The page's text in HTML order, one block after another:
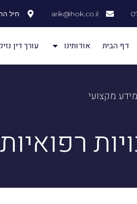
arik@hok.co.il חיל
דף הבית אודותינו עורך דין
מידע מקצועי